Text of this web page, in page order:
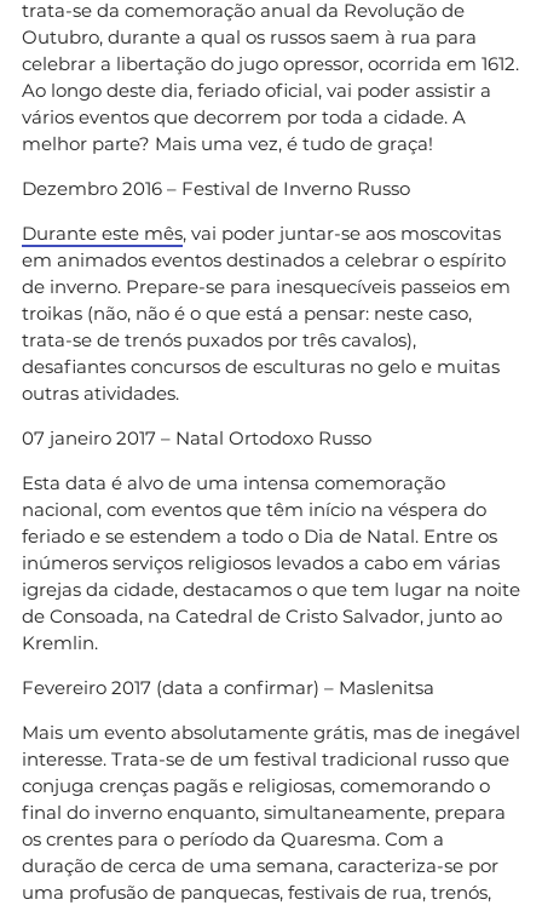
trata-se da comemoração anual da Revolução de
Outubro, durante a qual os russos saem à rua para
celebrar a libertação do jugo opressor, ocorrida em 1612.
Ao longo deste dia, feriado oficial, vai poder assistir a
vários eventos que decorrem por toda a cidade. A
melhor parte? Mais uma vez, é tudo de graça!
Dezembro 2016 – Festival de Inverno Russo
Durante este mês, vai poder juntar-se aos moscovitas
em animados eventos destinados a celebrar o espírito
de inverno. Prepare-se para inesquecíveis passeios em
troikas (não, não é o que está a pensar: neste caso,
trata-se de trenós puxados por três cavalos),
desafiantes concursos de esculturas no gelo e muitas
outras atividades.
07 janeiro 2017 – Natal Ortodoxo Russo
Esta data é alvo de uma intensa comemoração
nacional, com eventos que têm início na véspera do
feriado e se estendem a todo o Dia de Natal. Entre os
inúmeros serviços religiosos levados a cabo em várias
igrejas da cidade, destacamos o que tem lugar na noite
de Consoada, na Catedral de Cristo Salvador, junto ao
Kremlin.
Fevereiro 2017 (data a confirmar) – Maslenitsa
Mais um evento absolutamente grátis, mas de inegável
interesse. Trata-se de um festival tradicional russo que
conjuga crenças pagãs e religiosas, comemorando o
final do inverno enquanto, simultaneamente, prepara
os crentes para o período da Quaresma. Com a
duração de cerca de uma semana, caracteriza-se por
uma profusão de panquecas, festivais de rua, trenós,